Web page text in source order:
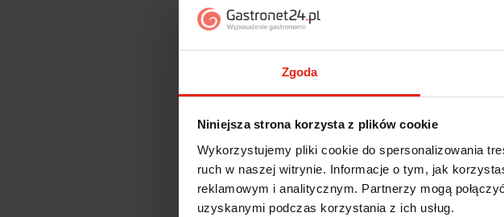
Zgoda
Niniejsza strona korzysta z plików cookie
Wykorzystujemy pliki cookie do spersonalizowania
ruch w naszej witrynie. Informacje o tym, jak
reklamowym i analitycznym. Partnerzy mogą
uzyskanymi podczas korzystania z ich usług.
Jak zbieramy opinie?